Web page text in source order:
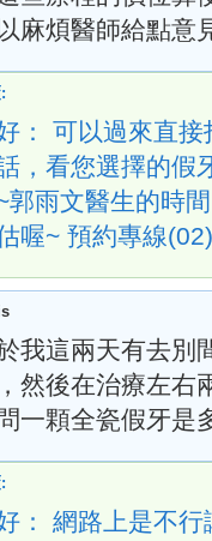
麻煩醫師給點意
： 可以過來直
，看您選擇的假
郭雨文醫生的時
喔~ 預約專線
我這兩天有去別
然後在治療左右
一顆全瓷假牙是
： 網路上是不